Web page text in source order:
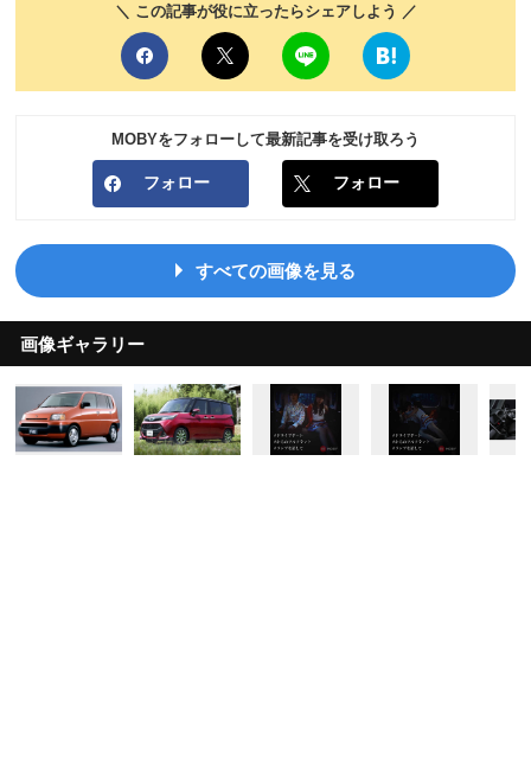
＼ この記事が役に立ったらシェアしよう ／
MOBYをフォローして最新記事を受け取ろう
フォロー フォロー
すべての画像を見る
画像ギャラリー